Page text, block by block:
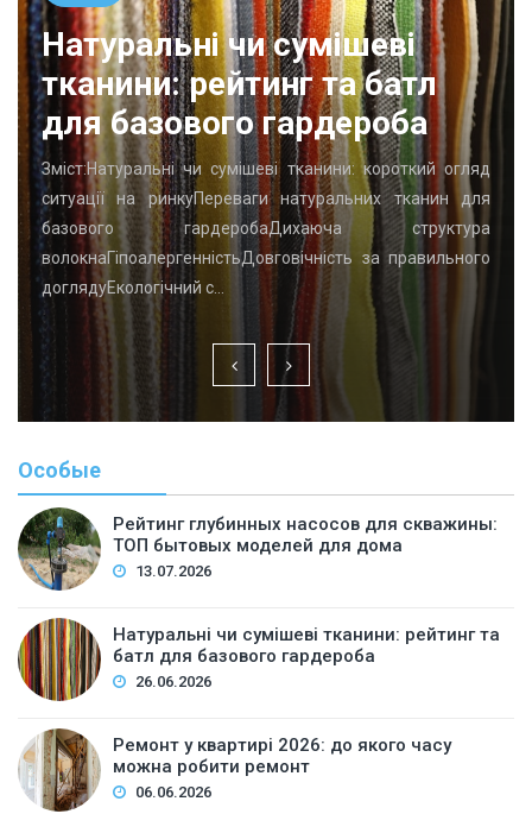
Натуральні чи сумішеві
тканини: рейтинг та батл
для базового гардероба
Зміст:Натуральні чи сумішеві тканини: короткий огляд
ситуації на ринкуПереваги натуральних тканин для
базового гардеробаДихаюча структура
волокнаГіпоалергенністьДовговічність за правильного
доглядуЕкологічний с…
Особые
Рейтинг глубинных насосов для скважины:
ТОП бытовых моделей для дома
13.07.2026
Натуральні чи сумішеві тканини: рейтинг та
батл для базового гардероба
26.06.2026
Ремонт у квартирі 2026: до якого часу
можна робити ремонт
06.06.2026